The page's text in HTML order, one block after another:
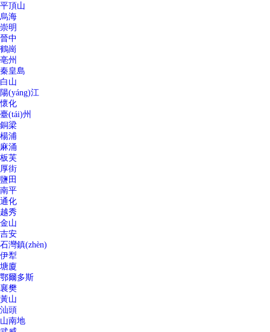
平頂山
烏海
崇明
晉中
鶴崗
亳州
秦皇島
白山
陽(yáng)江
懷化
臺(tái)州
銅梁
楊浦
麻涌
板芙
厚街
鹽田
南平
通化
越秀
金山
吉安
石灣鎮(zhèn)
伊犁
塘廈
鄂爾多斯
襄樊
黃山
汕頭
山南地